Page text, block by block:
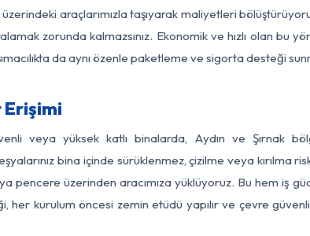
araçlarımızla taşıyarak maliyetleri
zorunda kalmazsınız. Ekonomik ve hızlı olan bu
da aynı özenle paketleme ve sigorta desteği
Erişimi
veya yüksek katlı binalarda, Aydın ve Şırnak
bina içinde sürüklenmez, çizilme veya kırılma
pencere üzerinden aracımıza yüklüyoruz. Bu hem iş
her kurulum öncesi zemin etüdü yapılır ve çevre